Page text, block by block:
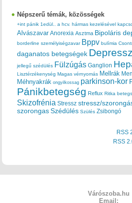
Népszerű témák, közösségek
+int pánik 1edül.. a hcv. hármas kezelésével
Alvászavar Anorexia Asztma Bipoláris
borderline személyiségzavar Bppv bulímia
daganatos betegségek
jellegű szédülés Fülzúgás Ganglion
Lisztérzékenység Magas vérnyomás Mellrák
Méhnyakrák ongyilkossag parkinson-kor
Pánikbetegség Reflux Ritka
Skizofrénia Stressz stressz/
szorongas Szédülés Szülés Zsibongó
RSS
RSS
Várószoba.hu
Email: